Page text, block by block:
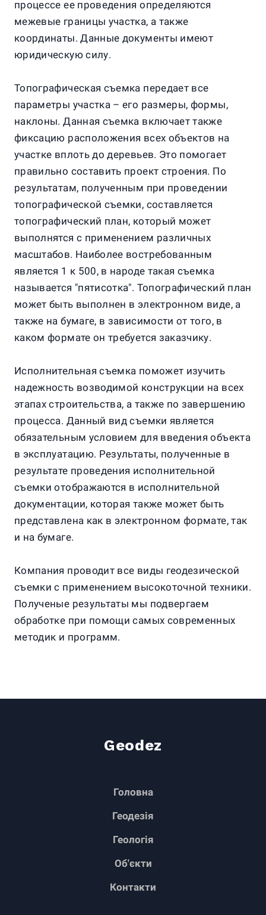
процессе ее проведения определяются
межевые границы участка, а также
координаты. Данные документы имеют
юридическую силу.
Топографическая съемка передает все
параметры участка – его размеры, формы,
наклоны. Данная съемка включает также
фиксацию расположения всех объектов на
участке вплоть до деревьев. Это помогает
правильно составить проект строения. По
результатам, полученным при проведении
топографической съемки, составляется
топографический план, который может
выполнятся с применением различных
масштабов. Наиболее востребованным
является 1 к 500, в народе такая съемка
называется "пятисотка". Топографический план
может быть выполнен в электронном виде, а
также на бумаге, в зависимости от того, в
каком формате он требуется заказчику.
Исполнительная съемка поможет изучить
надежность возводимой конструкции на всех
этапах строительства, а также по завершению
процесса. Данный вид съемки является
обязательным условием для введения объекта
в эксплуатацию. Результаты, полученные в
результате проведения исполнительной
съемки отображаются в исполнительной
документации, которая также может быть
представлена как в электронном формате, так
и на бумаге.
Компания проводит все виды геодезической
съемки с применением высокоточной техники.
Полученые результаты мы подвергаем
обработке при помощи самых современных
методик и программ.
Geodez
Головна
Геодезія
Геологія
Об'єкти
Контакти